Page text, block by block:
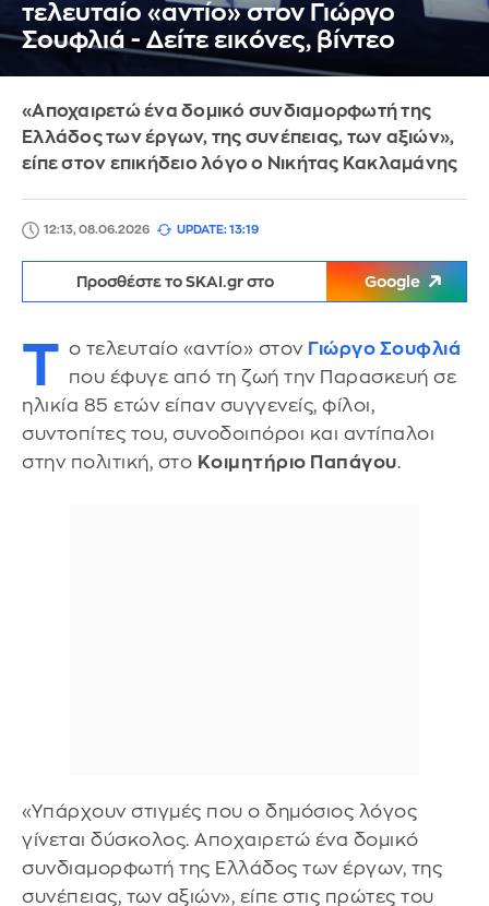
τελευταίο «αντίο» στον Γιώργο
Σουφλιά - Δείτε εικόνες, βίντεο
«Αποχαιρετώ ένα δομικό συνδιαμορφωτή της
Ελλάδος των έργων, της συνέπειας, των αξιών»,
είπε στον επικήδειο λόγο ο Νικήτας Κακλαμάνης
12:13, 08.06.2026 UPDATE: 13:19
Προσθέστε το SKAI.gr στο Google
Τ ο τελευταίο «αντίο» στον Γιώργο Σουφλιά
που έφυγε από τη ζωή την Παρασκευή σε
ηλικία 85 ετών είπαν συγγενείς, φίλοι,
συντοπίτες του, συνοδοιπόροι και αντίπαλοι
στην πολιτική, στο Κοιμητήριο Παπάγου.
«Υπάρχουν στιγμές που ο δημόσιος λόγος
γίνεται δύσκολος. Αποχαιρετώ ένα δομικό
συνδιαμορφωτή της Ελλάδος των έργων, της
συνέπειας, των αξιών», είπε στις πρώτες του